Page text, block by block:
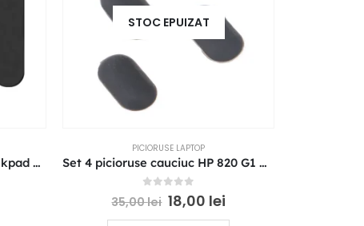
Picioruse laptop Lenovo Thinkpad X280
STOC EPUIZAT
PICIORUSE LAPTOP
Set 4 picioruse cauciuc HP 820 G1 G2 840 G1 G2 725 G1 G2 745 G1 G2
out of 5
35,00lei 18,00 lei